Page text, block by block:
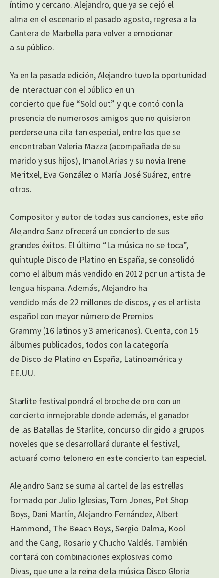
íntimo y cercano. Alejandro, que ya se dejó el
alma en el escenario el pasado agosto, regresa a la
Cantera de Marbella para volver a emocionar
a su público.
Ya en la pasada edición, Alejandro tuvo la oportunidad
de interactuar con el público en un
concierto que fue “Sold out” y que contó con la
presencia de numerosos amigos que no quisieron
perderse una cita tan especial, entre los que se
encontraban Valeria Mazza (acompañada de su
marido y sus hijos), Imanol Arias y su novia Irene
Meritxel, Eva González o María José Suárez, entre
otros.
Compositor y autor de todas sus canciones, este año
Alejandro Sanz ofrecerá un concierto de sus
grandes éxitos. El último “La música no se toca”,
quíntuple Disco de Platino en España, se consolidó
como el álbum más vendido en 2012 por un artista de
lengua hispana. Además, Alejandro ha
vendido más de 22 millones de discos, y es el artista
español con mayor número de Premios
Grammy (16 latinos y 3 americanos). Cuenta, con 15
álbumes publicados, todos con la categoría
de Disco de Platino en España, Latinoamérica y
EE.UU.
Starlite festival pondrá el broche de oro con un
concierto inmejorable donde además, el ganador
de las Batallas de Starlite, concurso dirigido a grupos
noveles que se desarrollará durante el festival,
actuará como telonero en este concierto tan especial.
Alejandro Sanz se suma al cartel de las estrellas
formado por Julio Iglesias, Tom Jones, Pet Shop
Boys, Dani Martín, Alejandro Fernández, Albert
Hammond, The Beach Boys, Sergio Dalma, Kool
and the Gang, Rosario y Chucho Valdés. También
contará con combinaciones explosivas como
Divas, que une a la reina de la música Disco Gloria